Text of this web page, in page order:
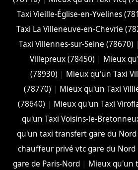
Taxi Vieille-Église-en-Yvelines
Taxi La Villeneuve-en-Chevrie
Taxi Villennes-sur-Seine (78670) |
Villepreux (78450) | Mieux
(78930) | Mieux qu'un Taxi
(78770) | Mieux qu'un Taxi
(78640) | Mieux qu'un Taxi
qu'un Taxi Voisins-le-
qu'un taxi transfert gare du Nord
chauffeur privé vtc gare du Nord
gare de Paris-Nord | Mieux qu'un